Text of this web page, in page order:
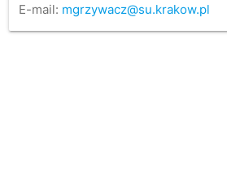
E-mail: mgrzywacz@su.krakow.pl